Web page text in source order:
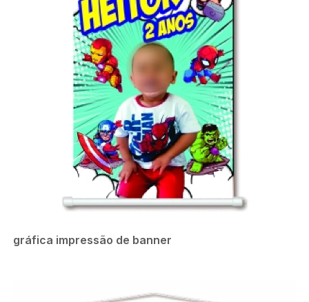
gráfica impressão de banner